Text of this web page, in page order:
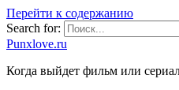
Перейти к содержанию
Search for:
Punxlove.ru
Когда выйдет фильм или